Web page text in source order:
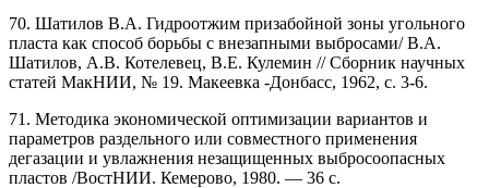
70. Шатилов В.А. Гидроотжим призабойной зоны угольного
пласта как способ борьбы с внезапными выбросами/ В.А.
Шатилов, А.В. Котелевец, В.Е. Кулемин // Сборник научных
статей МакНИИ, № 19. Макеевка -Донбасс, 1962, с. 3-6.
71. Методика экономической оптимизации вариантов и
параметров раздельного или совместного применения
дегазации и увлажнения незащищенных выбросоопасных
пластов /ВостНИИ. Кемерово, 1980. — 36 с.